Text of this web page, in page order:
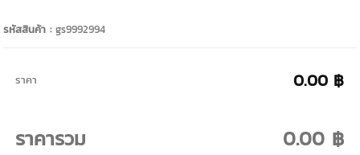
รหัสสินค้า :gs9992994
ราคา 0.00 ฿
ราคารวม 0.00 ฿